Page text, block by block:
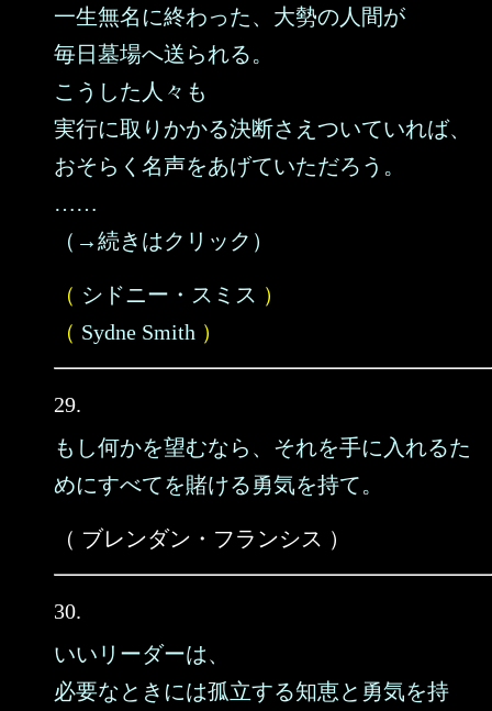
一生無名に終わった、大勢の人間が
毎日墓場へ送られる。
こうした人々も
実行に取りかかる決断さえついていれば、
おそらく名声をあげていただろう。
……
（→続きはクリック）
（ シドニー・スミス ）
（ Sydne Smith ）
29.
もし何かを望むなら、それを手に入れるた
めにすべてを賭ける勇気を持て。
（ ブレンダン・フランシス ）
30.
いいリーダーは、
必要なときには孤立する知恵と勇気を持